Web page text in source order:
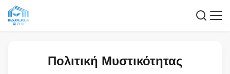
Πολιτική Μυστικότητας